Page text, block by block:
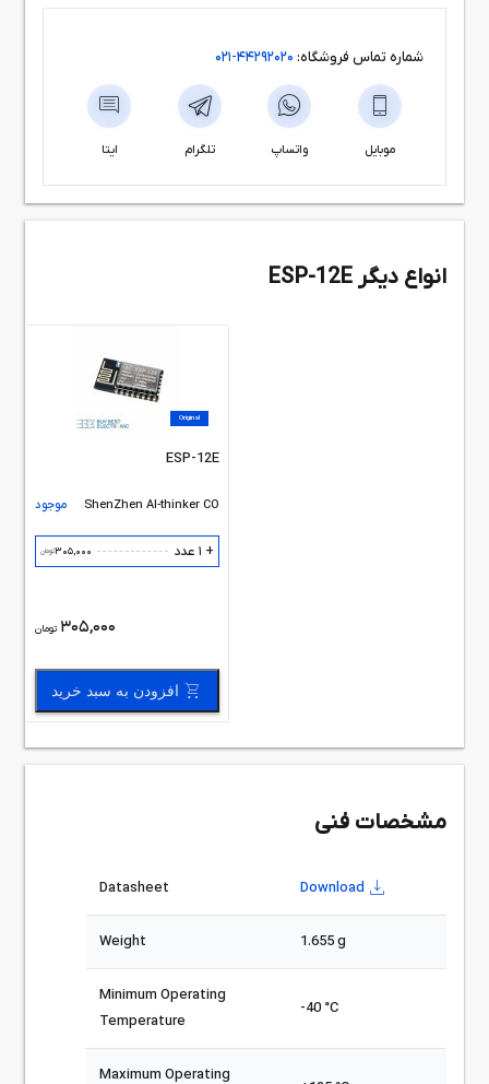
شماره تماس فروشگاه: 44292020-021
موبایل واتساپ تلگرام ایتا
انواع دیگر ESP-12E
Original
ESP-12E
ShenZhen AI-thinker CO موجود
+ 1 عدد 305,000تومان
305,000 تومان
افزودن به سبد خرید
مشخصات فنی
Datasheet Download
Weight 1.655 g
Minimum Operating
Temperature
-40 °C
Maximum Operating